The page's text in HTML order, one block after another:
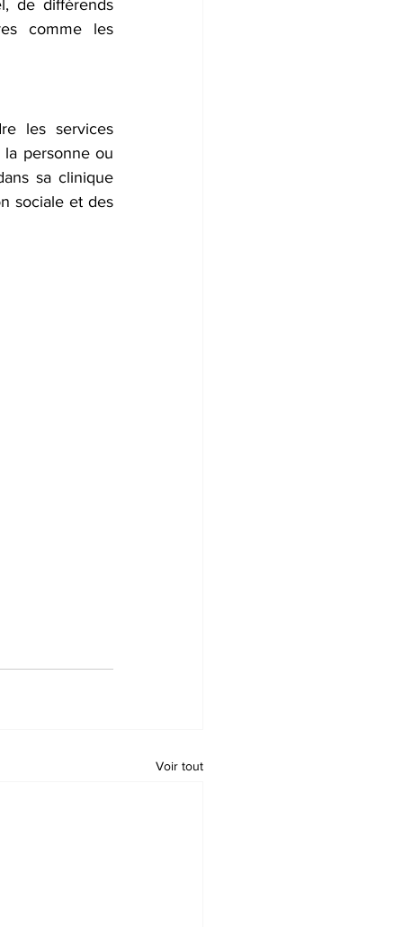
de différends
comme les
les services
la personne ou
sa clinique
sociale et des
Voir tout